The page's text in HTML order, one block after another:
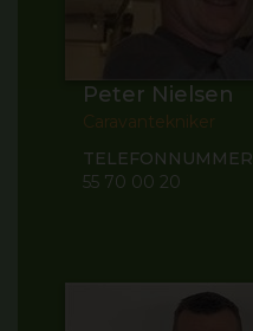
Peter Nielsen
Caravantekniker
TELEFONNUMMER
55 70 00 20